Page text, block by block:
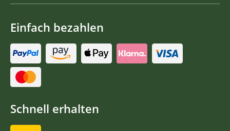
Einfach bezahlen
Schnell erhalten